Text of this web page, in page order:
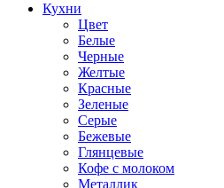
Кухни
Цвет
Белые
Черные
Желтые
Красные
Зеленые
Серые
Бежевые
Глянцевые
Кофе с молоком
Металлик